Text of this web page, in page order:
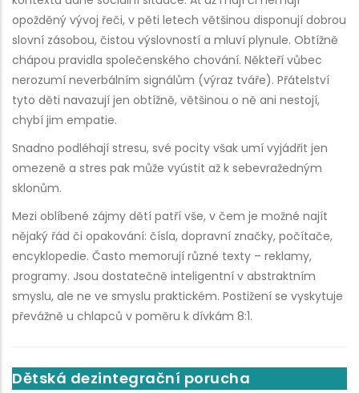
opožděný vývoj řeči, v pěti letech většinou disponují dobrou
slovní zásobou, čistou výslovností a mluví plynule. Obtížně
chápou pravidla společenského chování. Někteří vůbec
nerozumí neverbálním signálům (výraz tváře). Přátelství
tyto děti navazují jen obtížně, většinou o ně ani nestojí,
chybí jim empatie.
Snadno podléhají stresu, své pocity však umí vyjádřit jen
omezeně a stres pak může vyústit až k sebevražedným
sklonům.
Mezi oblíbené zájmy dětí patří vše, v čem je možné najít
nějaký řád či opakování: čísla, dopravní značky, počítače,
encyklopedie. Často memorují různé texty – reklamy,
programy. Jsou dostatečně inteligentní v abstraktním
smyslu, ale ne ve smyslu praktickém. Postižení se vyskytuje
převážně u chlapců v poměru k dívkám 8:1.
Dětská dezintegrační porucha